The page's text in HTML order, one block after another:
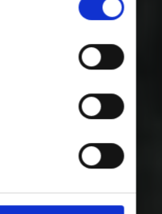
haben.